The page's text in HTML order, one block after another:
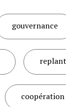
gouvernance
coopération